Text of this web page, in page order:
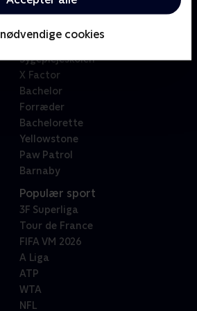
nødvendige cookies
Badehotellet
Sygeplejeskolen
X Factor
Bachelor
Forræder
Bachelorette
Yellowstone
Paw Patrol
Barnaby
Populær sport
3F Superliga
Tour de France
FIFA VM 2026
A Liga
ATP
WTA
NFL